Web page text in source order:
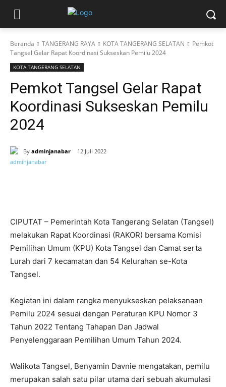
Beranda TANGERANG RAYA KOTA TANGERANG SELATAN
Pemkot
Tangsel Gelar Rapat Koordinasi Sukseskan Pemilu 2024
KOTA TANGERANG SELATAN
Pemkot Tangsel Gelar Rapat
Koordinasi Sukseskan Pemilu
2024
By adminjanabar 12 Juli 2022
CIPUTAT – Pemerintah Kota Tangerang Selatan (Tangsel)
melakukan Rapat Koordinasi (RAKOR) bersama Komisi
Pemilihan Umum (KPU) Kota Tangsel dan Camat serta
Lurah dari 7 kecamatan dan 54 Kelurahan se-Kota
Tangsel.
Kegiatan ini dalam rangka menyukseskan pelaksanaan
Pemilu 2024 sesuai dengan Peraturan KPU Nomor 3
Tahun 2022 Tentang Tahapan Dan Jadwal
Penyelenggaraan Pemilihan Umum Tahun 2024.
Walikota Tangsel, Benyamin Davnie mengatakan, pemilu
merupakan salah satu pilar utama dari sebuah akumulasi